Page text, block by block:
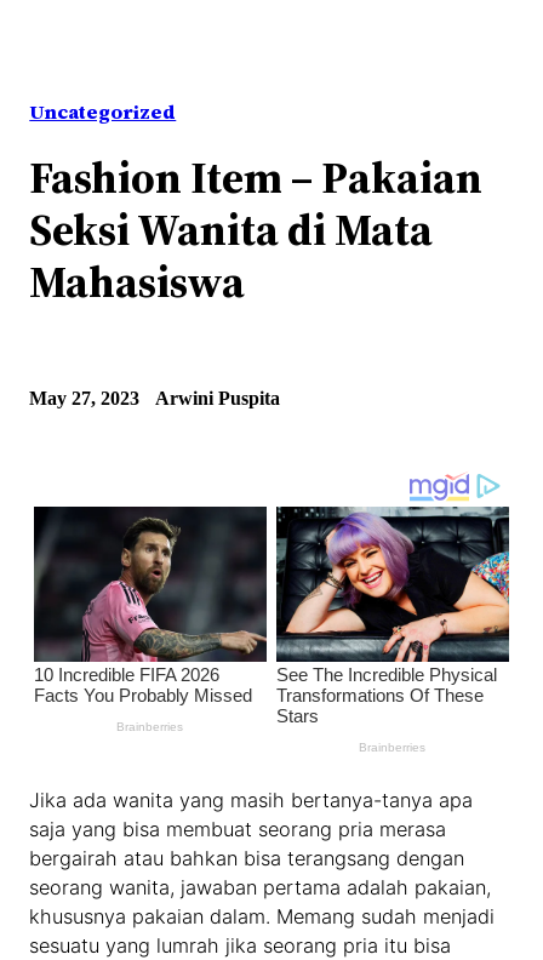
Uncategorized
Fashion Item – Pakaian
Seksi Wanita di Mata
Mahasiswa
May 27, 2023 Arwini Puspita
Jika ada wanita yang masih bertanya-tanya apa
saja yang bisa membuat seorang pria merasa
bergairah atau bahkan bisa terangsang dengan
seorang wanita, jawaban pertama adalah pakaian,
khususnya pakaian dalam. Memang sudah menjadi
sesuatu yang lumrah jika seorang pria itu bisa